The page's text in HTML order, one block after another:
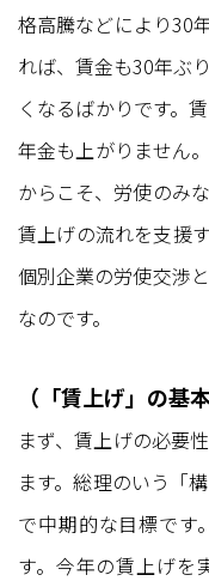
格高騰などにより30
れば、賃金も30年ぶ
くなるばかりです。
年金も上がりません
からこそ、労使のみ
賃上げの流れを支援
個別企業の労使交渉
なのです。
（「賃上げ」の基
まず、賃上げの必要
ます。総理のいう「
で中期的な目標です
す。今年の賃上げを